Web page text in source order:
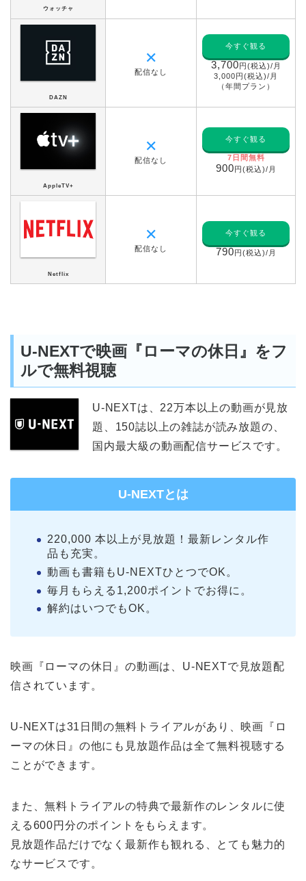
ウォッチャ
DAZN
✕
配信なし
今すぐ観る
3,700円(税込)/月
3,000円(税込)/月
（年間プラン）
AppleTV+
✕
配信なし
今すぐ観る
7日間無料
900円(税込)/月
Netflix
✕
配信なし
今すぐ観る
790円(税込)/月
U-NEXTで映画『ローマの休日』をフ
ルで無料視聴
U-NEXTは、22万本以上の動画が見放
題、150誌以上の雑誌が読み放題の、
国内最大級の動画配信サービスです。
U-NEXTとは
220,000 本以上が見放題！最新レンタル作
品も充実。
動画も書籍もU-NEXTひとつでOK。
毎月もらえる1,200ポイントでお得に。
解約はいつでもOK。
映画『ローマの休日』の動画は、U-NEXTで見放題配
信されています。
U-NEXTは31日間の無料トライアルがあり、映画『ロ
ーマの休日』の他にも見放題作品は全て無料視聴する
ことができます。
また、無料トライアルの特典で最新作のレンタルに使
える600円分のポイントをもらえます。
見放題作品だけでなく最新作も観れる、とても魅力的
なサービスです。